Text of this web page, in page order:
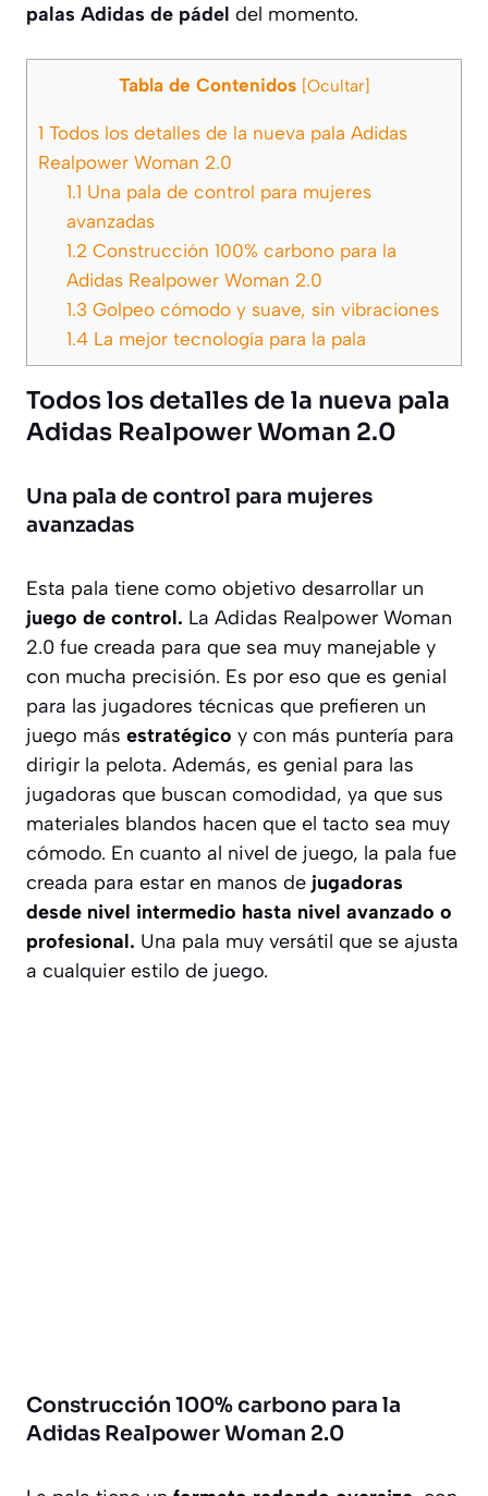
palas Adidas de pádel del momento.
Tabla de Contenidos [Ocultar]
1 Todos los detalles de la nueva pala Adidas
Realpower Woman 2.0
1.1 Una pala de control para mujeres
avanzadas
1.2 Construcción 100% carbono para la
Adidas Realpower Woman 2.0
1.3 Golpeo cómodo y suave, sin vibraciones
1.4La mejor tecnología para la pala
Todos los detalles de la nueva pala
Adidas Realpower Woman 2.0
Una pala de control para mujeres
avanzadas
Esta pala tiene como objetivo desarrollar un
juego de control. La Adidas Realpower Woman
2.0 fue creada para que sea muy manejable y
con mucha precisión. Es por eso que es genial
para las jugadores técnicas que prefieren un
juego más estratégico y con más puntería para
dirigir la pelota. Además, es genial para las
jugadoras que buscan comodidad, ya que sus
materiales blandos hacen que el tacto sea muy
cómodo. En cuanto al nivel de juego, la pala fue
creada para estar en manos de jugadoras
desde nivel intermedio hasta nivel avanzado o
profesional. Una pala muy versátil que se ajusta
a cualquier estilo de juego.
Construcción 100% carbono para la
Adidas Realpower Woman 2.0